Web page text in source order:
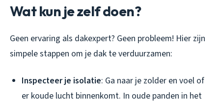
Wat kun je zelf doen?
Geen ervaring als dakexpert? Geen probleem! Hier zijn
simpele stappen om je dak te verduurzamen:
Inspecteer je isolatie: Ga naar je zolder en voel of
er koude lucht binnenkomt. In oude panden in het